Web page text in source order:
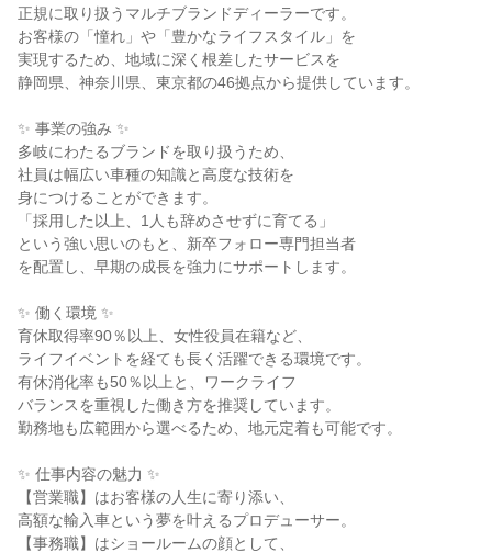
正規に取り扱うマルチブランドディーラーです。
お客様の「憧れ」や「豊かなライフスタイル」を
実現するため、地域に深く根差したサービスを
静岡県、神奈川県、東京都の46拠点から提供しています。
✨ 事業の強み ✨
多岐にわたるブランドを取り扱うため、
社員は幅広い車種の知識と高度な技術を
身につけることができます。
「採用した以上、1人も辞めさせずに育てる」
という強い思いのもと、新卒フォロー専門担当者
を配置し、早期の成長を強力にサポートします。
✨ 働く環境 ✨
育休取得率90％以上、女性役員在籍など、
ライフイベントを経ても長く活躍できる環境です。
有休消化率も50％以上と、ワークライフ
バランスを重視した働き方を推奨しています。
勤務地も広範囲から選べるため、地元定着も可能です。
✨ 仕事内容の魅力 ✨
【営業職】はお客様の人生に寄り添い、
高額な輸入車という夢を叶えるプロデューサー。
【事務職】はショールームの顔として、